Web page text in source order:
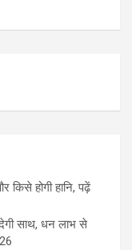
होगी हानि, पढ़ें
साथ, धन लाभ से